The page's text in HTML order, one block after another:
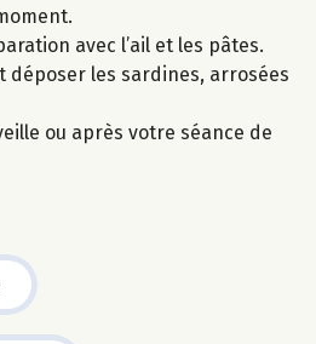
avec l’ail et les pâtes.
déposer les sardines, arrosées
ou après votre séance de